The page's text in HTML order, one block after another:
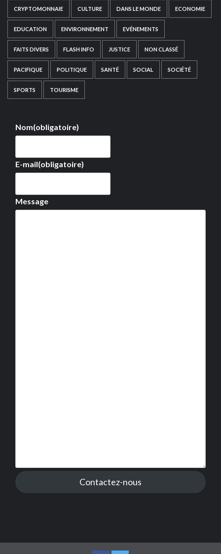
CRYPTOMONNAIE CULTURE DANS LE MONDE ECONOMIE
EDUCATION ENVIRONNEMENT EVÉNEMENTS
FAITS DIVERS FLASH INFO JUSTICE NON CLASSÉ
PACIFIQUE POLITIQUE SANTÉ SOCIAL SOCIÉTÉ
SPORTS TOURISME
Nom(obligatoire)
E-mail(obligatoire)
Message
Contactez-nous